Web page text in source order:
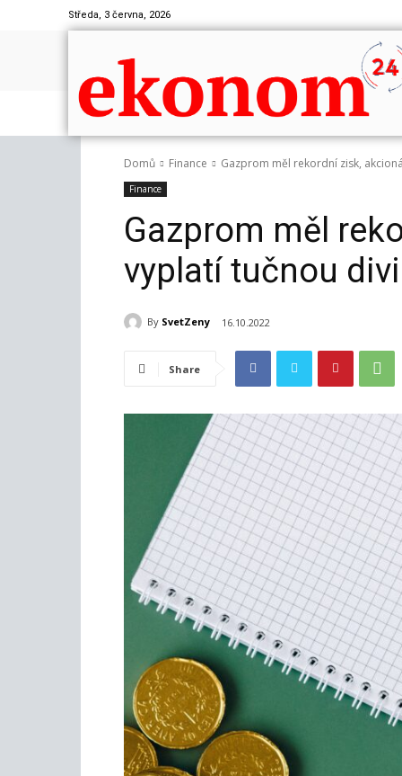
Středa, 3 června, 2026
Domů Finance Gazprom měl rekordní zisk,
Finance
Gazprom měl
vyplatí tučnou
By SvetZeny 16.10.2022
Share